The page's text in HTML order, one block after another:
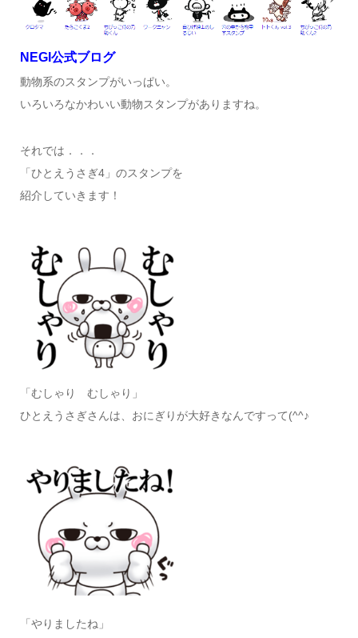
NEGI公式ブログ
動物系のスタンプがいっぱい。
いろいろなかわいい動物スタンプがありますね。
それでは．．．
「ひとえうさぎ4」のスタンプを
紹介していきます！
「むしゃり むしゃり」
ひとえうさぎさんは、おにぎりが大好きなんですって(^^♪
「やりましたね」